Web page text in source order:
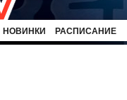
НОВИНКИ РАСПИСАНИЕ